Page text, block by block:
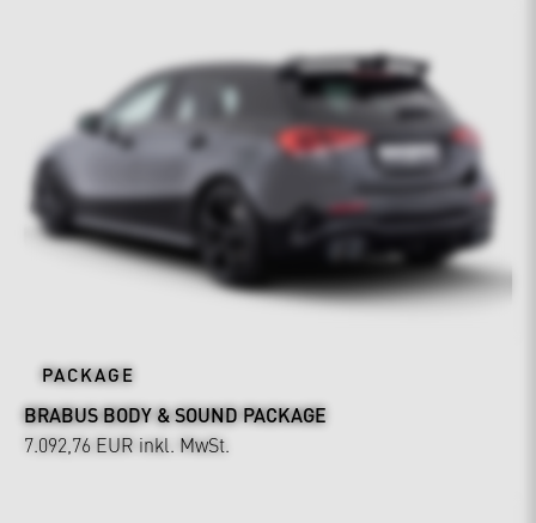
PACKAGE
BRABUS BODY & SOUND PACKAGE
7.092,76 EUR inkl. MwSt.